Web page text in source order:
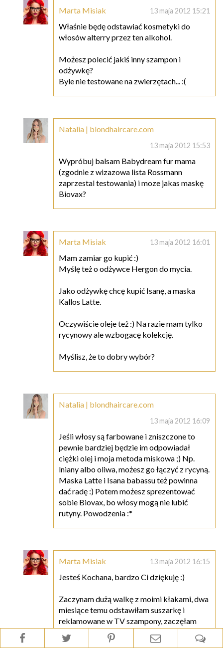
Marta Misiak 13 maja 2012 15:21
Właśnie będę odstawiać kosmetyki do
włosów alterry przez ten alkohol.
Możesz polecić jakiś inny szampon i
odżywkę?
Byle nie testowane na zwierzętach... :(
Natalia | blondhaircare.com
13 maja 2012 15:53
Wypróbuj balsam Babydream fur mama
(zgodnie z wizazowa lista Rossmann
zaprzestal testowania) i moze jakas maskę
Biovax?
Marta Misiak 13 maja 2012 16:01
Mam zamiar go kupić :)
Myślę też o odżywce Hergon do mycia.
Jako odżywkę chcę kupić Isanę, a maska
Kallos Latte.
Oczywiście oleje też :) Na razie mam tylko
rycynowy ale wzbogacę kolekcję.
Myślisz, że to dobry wybór?
Natalia | blondhaircare.com
13 maja 2012 16:09
Jeśli włosy są farbowane i zniszczone to
pewnie bardziej będzie im odpowiadał
ciężki olej i moja metoda miskowa ;) Np.
lniany albo oliwa, możesz go łączyć z rycyną.
Maska Latte i Isana babassu też powinna
dać radę :) Potem możesz sprezentować
sobie Biovax, bo włosy mogą nie lubić
rutyny. Powodzenia :*
Marta Misiak 13 maja 2012 16:15
Jesteś Kochana, bardzo Ci dziękuję :)
Zaczynam dużą walkę z moimi kłakami, dwa
miesiące temu odstawiłam suszarkę i
reklamowane w TV szampony, zaczęłam
interesować się naturalną pielęgnacją i teraz
już wiem, że nie zrezygnuję z tego.